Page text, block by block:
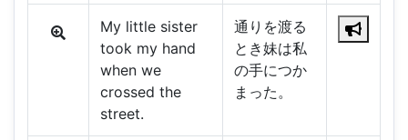
My little sister
took my hand
when we
crossed the
street.
通りを渡る
とき妹は私
の手につか
まった。